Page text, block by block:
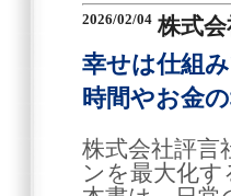
2026/02/04 株式
幸せは仕組
時間やお金
株式会社評
ンを最大化